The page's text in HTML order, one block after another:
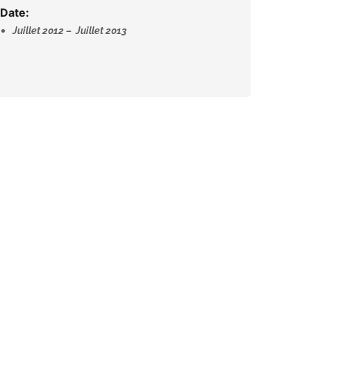
Date:
Juillet 2012 – Juillet 2013